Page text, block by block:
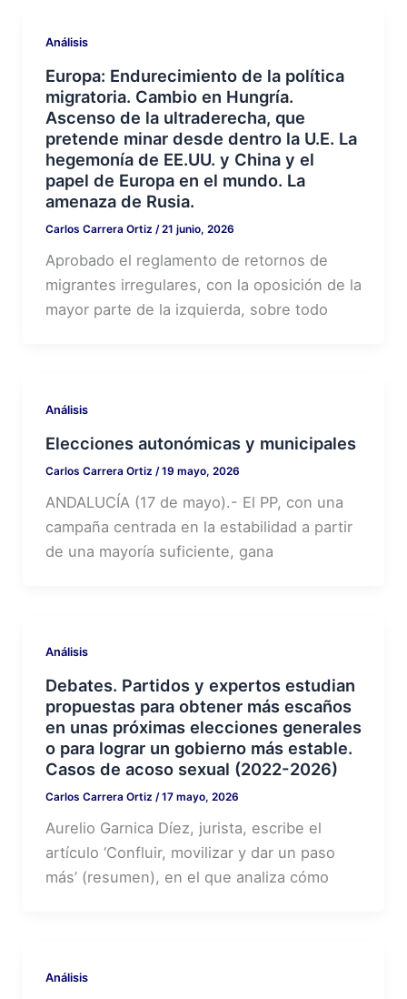
Análisis
Europa: Endurecimiento de la política
migratoria. Cambio en Hungría.
Ascenso de la ultraderecha, que
pretende minar desde dentro la U.E. La
hegemonía de EE.UU. y China y el
papel de Europa en el mundo. La
amenaza de Rusia.
Carlos Carrera Ortiz /21 junio, 2026
Aprobado el reglamento de retornos de
migrantes irregulares, con la oposición de la
mayor parte de la izquierda, sobre todo
Análisis
Elecciones autonómicas y municipales
Carlos Carrera Ortiz /19 mayo, 2026
ANDALUCÍA (17 de mayo).- El PP, con una
campaña centrada en la estabilidad a partir
de una mayoría suficiente, gana
Análisis
Debates. Partidos y expertos estudian
propuestas para obtener más escaños
en unas próximas elecciones generales
o para lograr un gobierno más estable.
Casos de acoso sexual (2022-2026)
Carlos Carrera Ortiz /17 mayo, 2026
Aurelio Garnica Díez, jurista, escribe el
artículo ‘Confluir, movilizar y dar un paso
más’ (resumen), en el que analiza cómo
Análisis